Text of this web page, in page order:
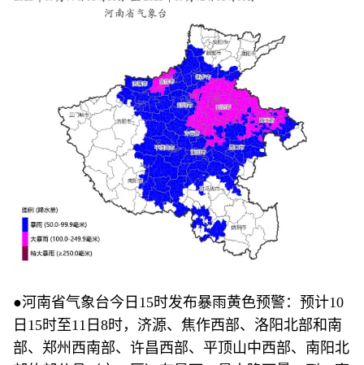
●河南省气象台今日15时发布暴雨黄色预警：预计10
日15时至11日8时，济源、焦作西部、洛阳北部和南
部、郑州西南部、许昌西部、平顶山中西部、南阳北